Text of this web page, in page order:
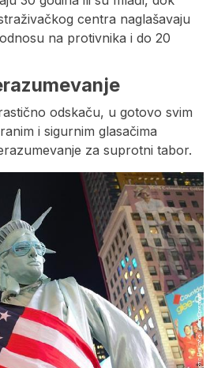
centra naglašavaju
na protivnika i do 20
odskaču, u gotovo svim
i sigurnim glasačima
za suprotni tabor.